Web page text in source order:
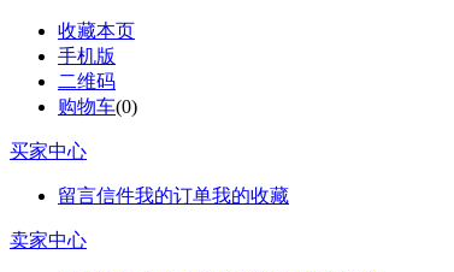
收藏本页
手机版
二维码
购物车(0)
买家中心
留言信件我的订单我的收藏
卖家中心